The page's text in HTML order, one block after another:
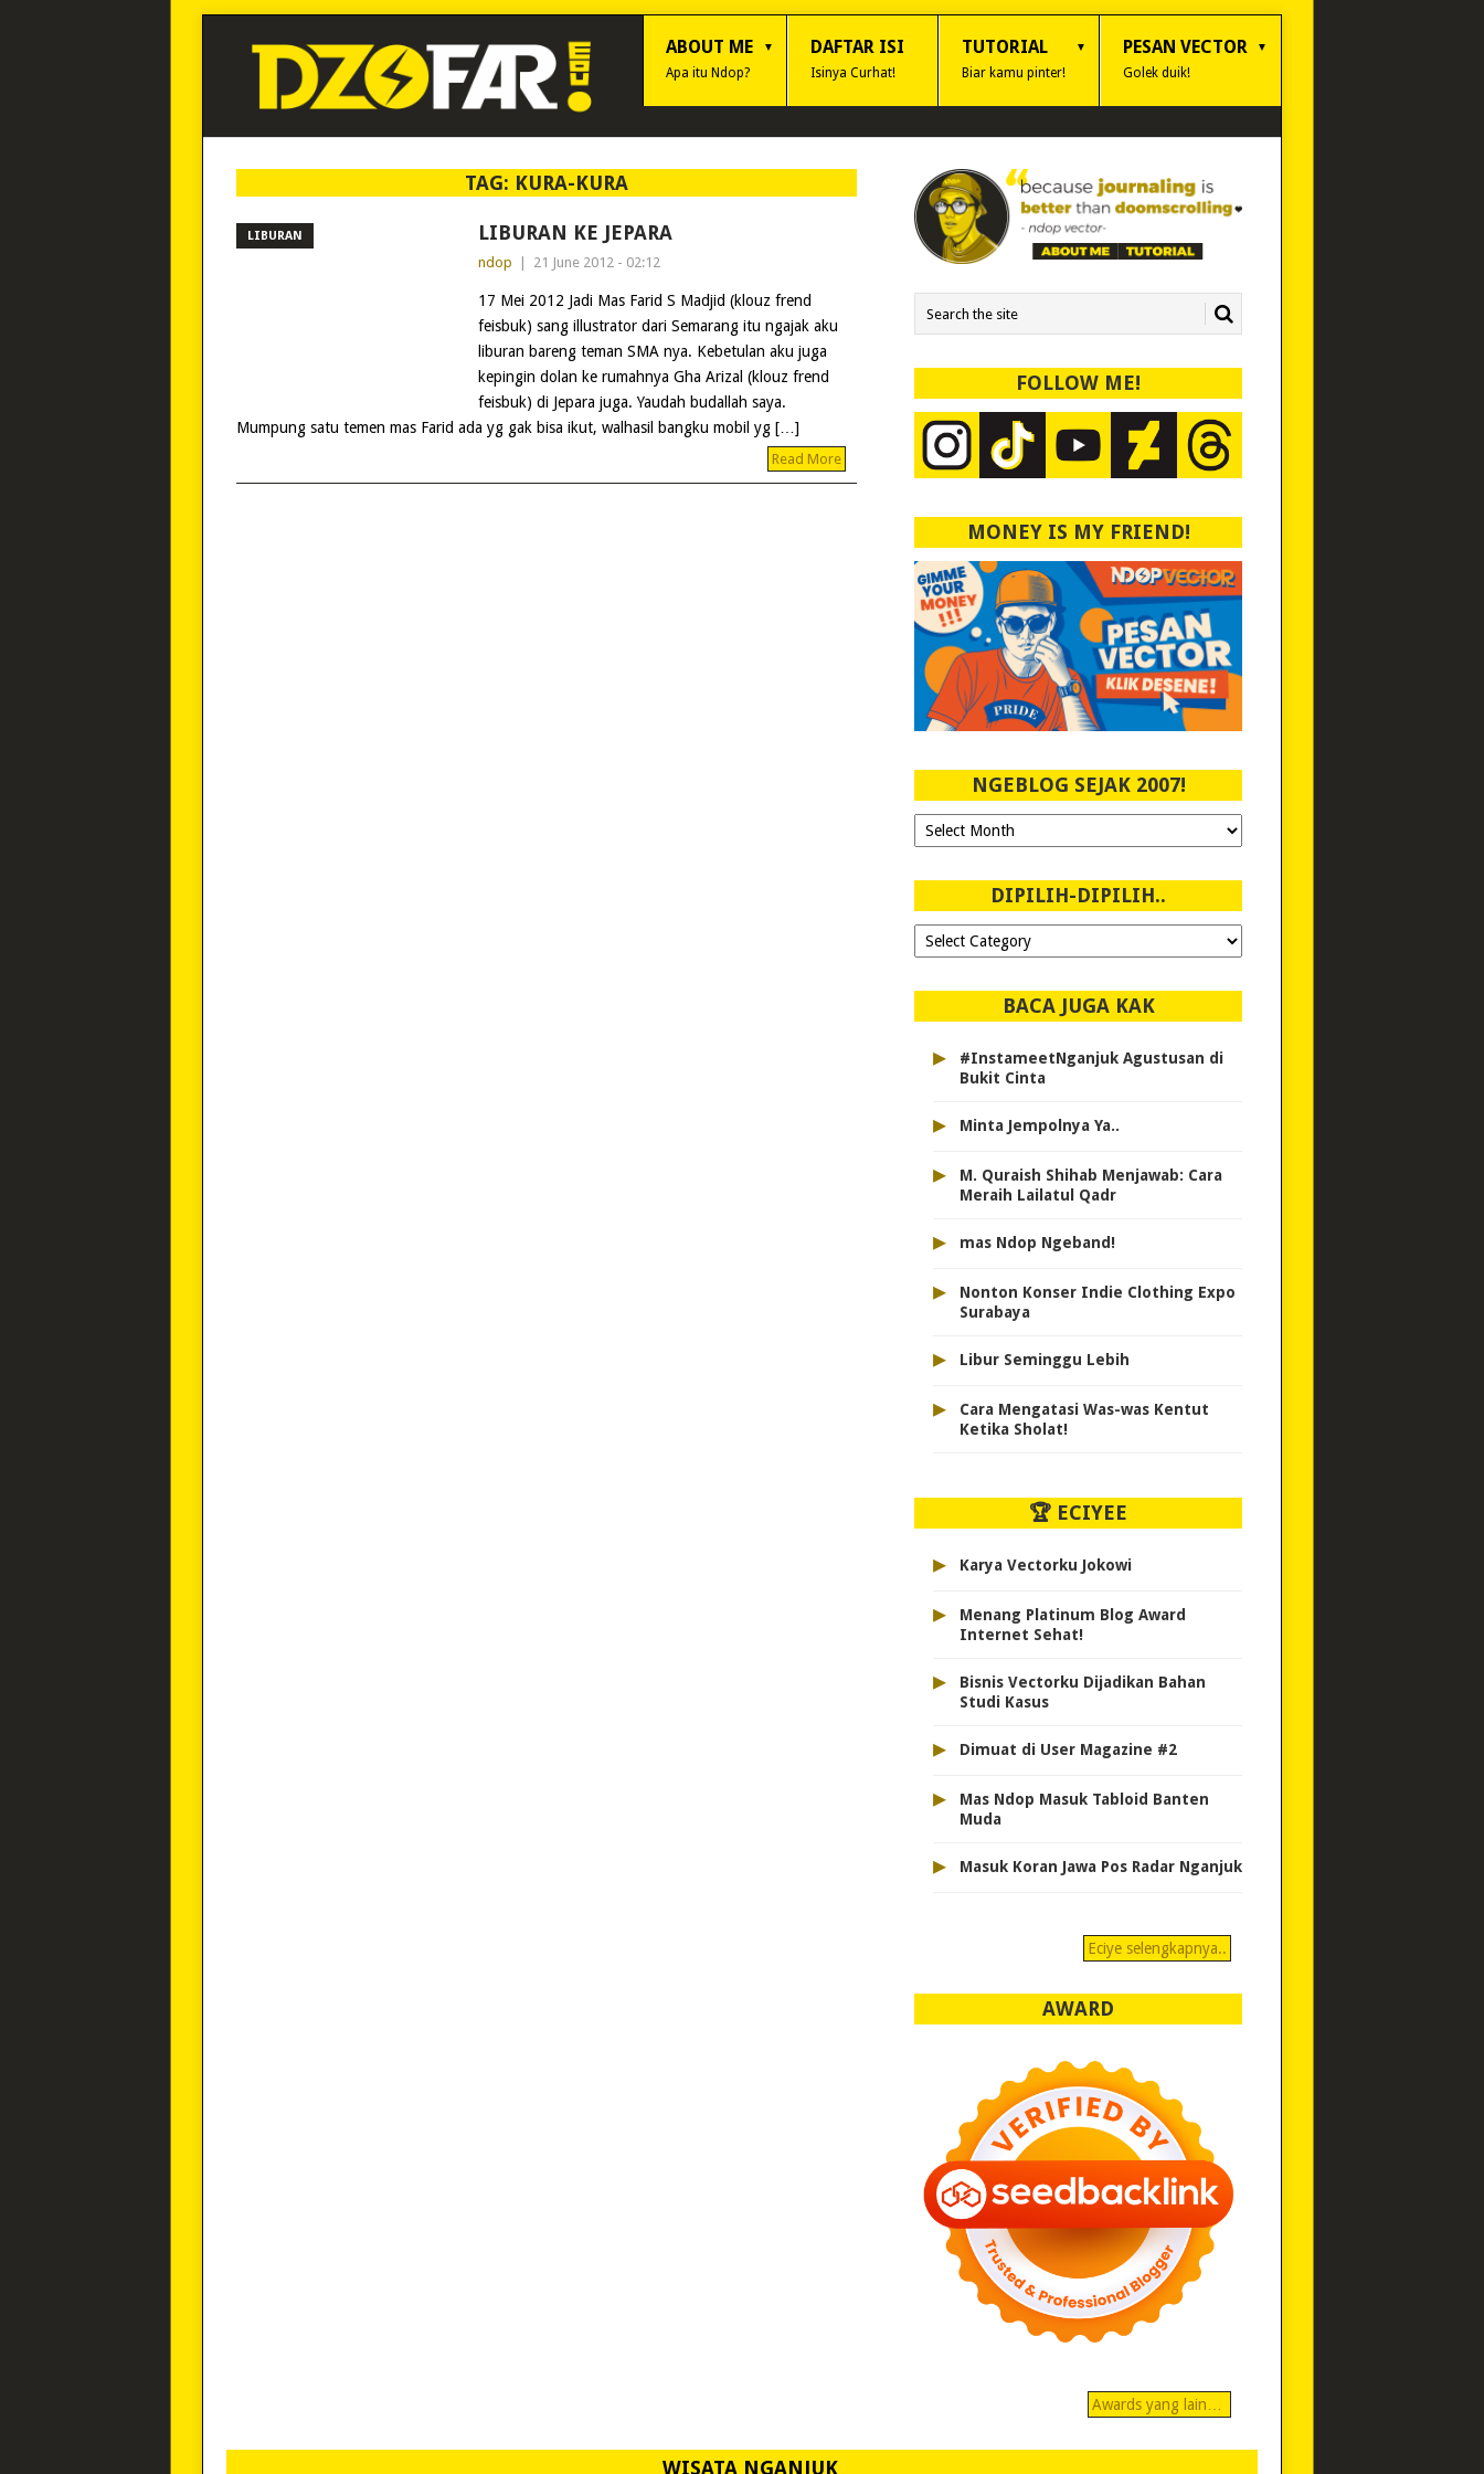
ABOUT ME
Apa itu Ndop?
DAFTAR ISI
Isinya Curhat!
TUTORIAL
Biar kamu pinter!
PESAN VECTOR
Golek duik!
TAG: KURA-KURA
LIBURAN LIBURAN KE JEPARA
ndop 21 June 2012 - 02:12
17 Mei 2012 Jadi Mas Farid S Madjid (klouz frend
feisbuk) sang illustrator dari Semarang itu ngajak aku
liburan bareng teman SMA nya. Kebetulan aku juga
kepingin dolan ke rumahnya Gha Arizal (klouz frend
feisbuk) di Jepara juga. Yaudah budallah saya.
Mumpung satu temen mas Farid ada yg gak bisa ikut, walhasil bangku mobil yg […]
Read More
FOLLOW ME!
MONEY IS MY FRIEND!
NGEBLOG SEJAK 2007!
Ngeblog
Sejak
DIPILIH-DIPILIH..
Dipilih-
dipilih..
BACA JUGA KAK
▸
#InstameetNganjuk Agustusan di
Bukit Cinta
▸ Minta Jempolnya Ya..
▸
M. Quraish Shihab Menjawab: Cara
Meraih Lailatul Qadr
▸ mas Ndop Ngeband!
▸
Nonton Konser Indie Clothing Expo
Surabaya
▸ Libur Seminggu Lebih
▸
Cara Mengatasi Was-was Kentut
Ketika Sholat!
🏆 ECIYEE
▸ Karya Vectorku Jokowi
▸
Menang Platinum Blog Award
Internet Sehat!
▸
Bisnis Vectorku Dijadikan Bahan
Studi Kasus
▸ Dimuat di User Magazine #2
▸
Mas Ndop Masuk Tabloid Banten
Muda
▸ Masuk Koran Jawa Pos Radar Nganjuk
Eciye selengkapnya..
AWARD
Awards yang lain…
WISATA NGANJUK